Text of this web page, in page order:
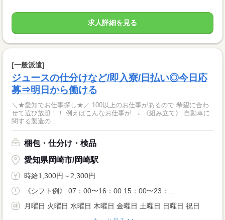
求人詳細を見る
[一般派遣]
ジュースの仕分けなど/即入寮/日払い◎今日応
募⇒明日から働ける
＼★愛知でお仕事探し★／ 100以上のお仕事があるので 希望に合わ
せて選び放題！！ 例えばこんなお仕事が...↓ 《組み立て》 自動車に
関する製造の...
梱包・仕分け・検品
愛知県岡崎市/岡崎駅
時給1,300円～2,300円
《シフト例》 07：00〜16：00 15：00〜23：...
月曜日 火曜日 水曜日 木曜日 金曜日 土曜日 日曜日 祝日